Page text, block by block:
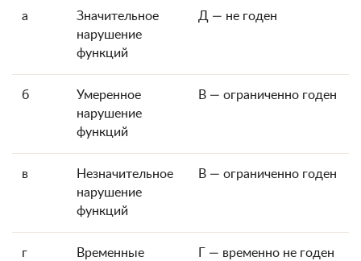
а
Значительное
нарушение
функций
Д — не годен
б
Умеренное
нарушение
функций
В — ограниченно годен
в
Незначительное
нарушение
функций
В — ограниченно годен
г
Временные
Г — временно не годен